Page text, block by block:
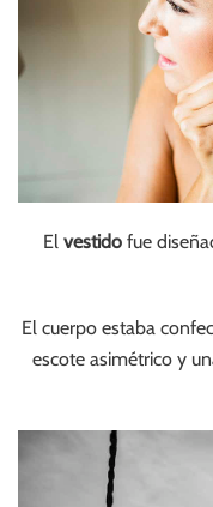
El vestidofue
El cuerpo estaba
escote asimétrico y